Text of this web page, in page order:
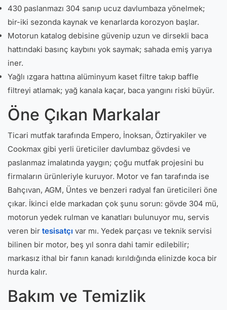
430 paslanmazı 304 sanıp ucuz davlumbaza yönelmek;
bir-iki sezonda kaynak ve kenarlarda korozyon başlar.
Motorun katalog debisine güvenip uzun ve dirsekli baca
hattındaki basınç kaybını yok saymak; sahada emiş yarıya
iner.
Yağlı ızgara hattına alüminyum kaset filtre takıp baffle
filtreyi atlamak; yağ kanala kaçar, baca yangını riski büyür.
Öne Çıkan Markalar
Ticari mutfak tarafında Empero, İnoksan, Öztiryakiler ve
Cookmax gibi yerli üreticiler davlumbaz gövdesi ve
paslanmaz imalatında yaygın; çoğu mutfak projesini bu
firmaların ürünleriyle kuruyor. Motor ve fan tarafında ise
Bahçıvan, AGM, Üntes ve benzeri radyal fan üreticileri öne
çıkar. İkinci elde markadan çok şunu sorun: gövde 304 mü,
motorun yedek rulman ve kanatları bulunuyor mu, servis
veren bir tesisatçı var mı. Yedek parçası ve teknik servisi
bilinen bir motor, beş yıl sonra dahi tamir edilebilir;
markasız ithal bir fanın kanadı kırıldığında elinizde koca bir
hurda kalır.
Bakım ve Temizlik